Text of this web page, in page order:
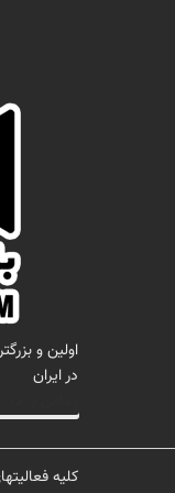
اولين و
در ايران
کلیه